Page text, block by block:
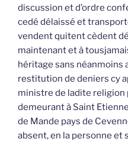
discussion et d’ordre
cedé délaissé et
vendent quitent cèdent
maintenant et à
héritage sans néanmoins
restitution de deniers cy
ministre de ladite
demeurant à Saint
de Mande pays de
absent, en la personne et